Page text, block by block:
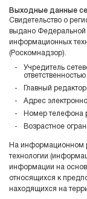
Выходные данные
Свидетельство о
выдано Федеральной
информационных
(Роскомнадзор).
Учредитель
Главный
Адрес
Номер телефона
Возрастное
На информационном
технологии
информации на
относящихся к
находящихся на